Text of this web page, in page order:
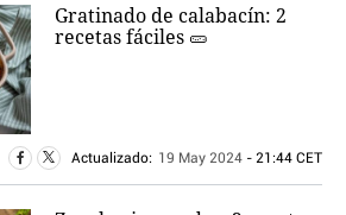
Gratinado de calabacín: 2
recetas fáciles 🥒
Actualizado: 19 May 2024 - 21:44 CET